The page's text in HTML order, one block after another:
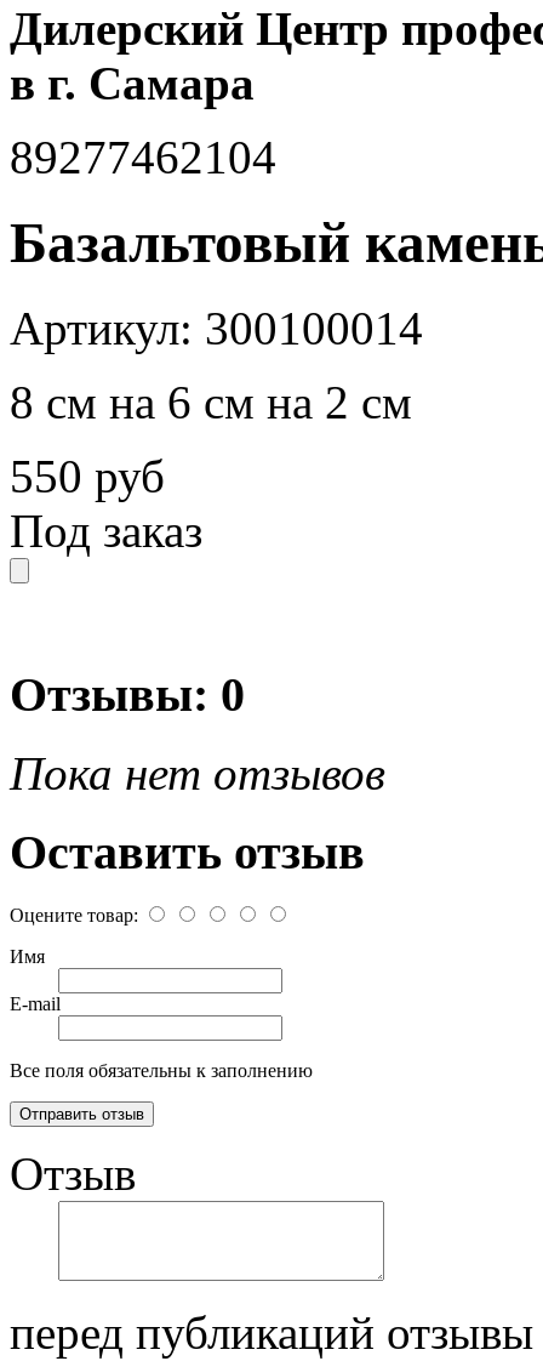
Дилерский Центр
в г. Самара
89277462104
Базальтовый
Артикул: 300100014
8 см на 6 см на 2 см
550 руб
Под заказ
Отзывы: 0
Пока нет отзывов
Оставить отзыв
Оцените товар:
Имя
E-mail
Все поля обязательны к заполнению
Отзыв
перед публикаций